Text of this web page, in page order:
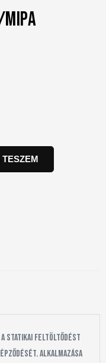
MIPA
a statikai feltöltődést
Alkalmazása